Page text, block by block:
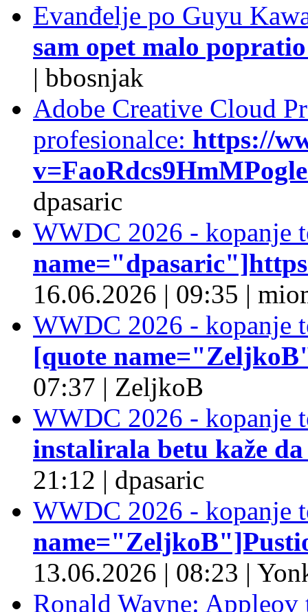
Evanđelje po Guyu
sam opet malo
| bbosnjak
Adobe Creative Cloud
profesionalce: https://
dpasaric
WWDC 2026 - kopanje
16.06.2026 | 09:35 |
WWDC 2026 - kopanje
[quote
07:37 | ZeljkoB
WWDC 2026 - kopanje
instalirala betu kaže
21:12 | dpasaric
WWDC 2026 - kopanje
13.06.2026 | 08:23 |
Ronald Wayne: